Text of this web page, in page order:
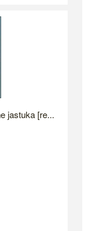
jastuka [re...